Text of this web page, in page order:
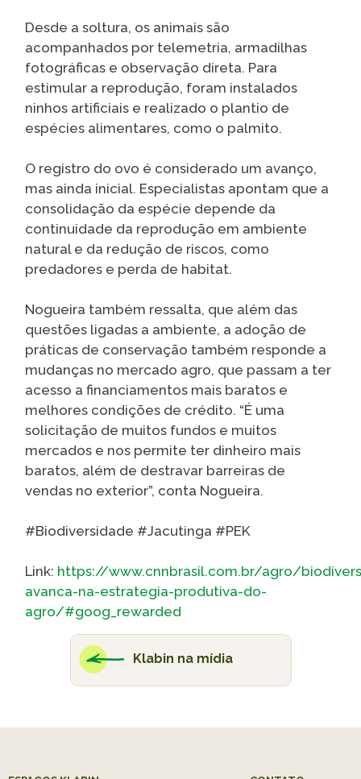
Desde a soltura, os animais são
acompanhados por telemetria, armadilhas
fotográficas e observação direta. Para
estimular a reprodução, foram instalados
ninhos artificiais e realizado o plantio de
espécies alimentares, como o palmito.
O registro do ovo é considerado um avanço,
mas ainda inicial. Especialistas apontam que a
consolidação da espécie depende da
continuidade da reprodução em ambiente
natural e da redução de riscos, como
predadores e perda de habitat.
Nogueira também ressalta, que além das
questões ligadas a ambiente, a adoção de
práticas de conservação também responde a
mudanças no mercado agro, que passam a ter
acesso a financiamentos mais baratos e
melhores condições de crédito. “É uma
solicitação de muitos fundos e muitos
mercados e nos permite ter dinheiro mais
baratos, além de destravar barreiras de
vendas no exterior”, conta Nogueira.
#Biodiversidade #Jacutinga #PEK
Link: https://www.cnnbrasil.com.br/agro/
avanca-na-estrategia-produtiva-do-
agro/#goog_rewarded
Klabin na mídia